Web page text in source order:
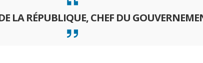
LA RÉPUBLIQUE, CHEF DU